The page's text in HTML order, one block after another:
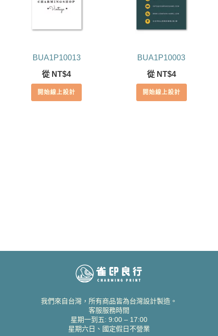
BUA1P10013
從 NT$4
開始線上設計
BUA1P10003
從 NT$4
開始線上設計
我們來自台灣，所有商品皆為台灣設計製造。
客服服務時間
星期一到五: 9:00 – 17:00
星期六日、國定假日不營業